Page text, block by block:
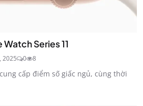
Series 11
2025 0 8
cấp điểm số giấc ngủ, cùng thời